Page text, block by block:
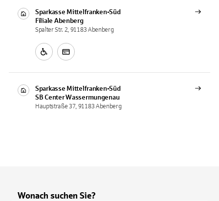
Sparkasse Mittelfranken-Süd
Filiale Abenberg
Spalter Str. 2, 91183 Abenberg
Sparkasse Mittelfranken-Süd
SB CenterWassermungenau
Hauptstraße 37, 91183 Abenberg
Wonach suchen Sie?